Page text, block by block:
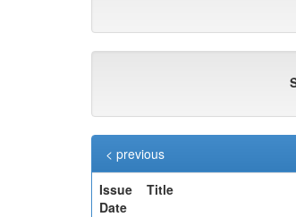
< previous
Issue
Date
Title